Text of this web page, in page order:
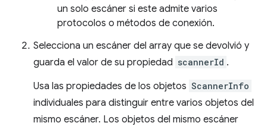
un solo escáner si este admite varios
protocolos o métodos de conexión.
Selecciona un escáner del array que se devolvió y
guarda el valor de su propiedad scannerId .
Usa las propiedades de los objetos ScannerInfo
individuales para distinguir entre varios objetos del
mismo escáner. Los objetos del mismo escáner